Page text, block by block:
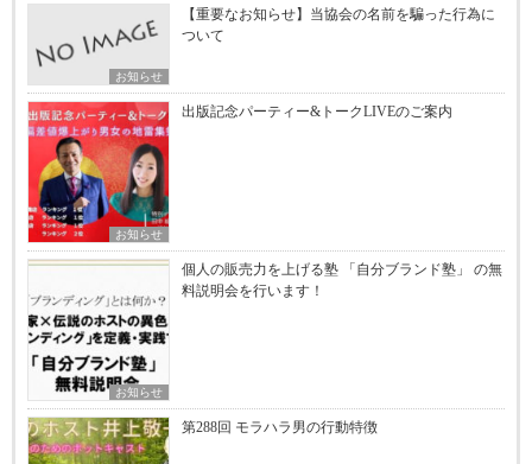
お知らせ
【重要なお知らせ】当協会の名前を騙った行為に
ついて
お知らせ
出版記念パーティー&トークLIVEのご案内
お知らせ
個人の販売力を上げる塾 「自分ブランド塾」 の無
料説明会を行います！
第288回 モラハラ男の行動特徴